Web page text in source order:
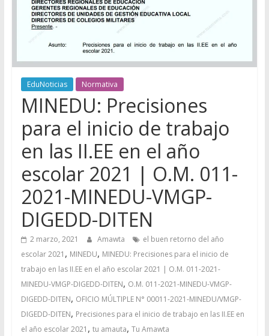
EduNoticias Normativa
MINEDU: Precisiones
para el inicio de trabajo
en las II.EE en el año
escolar 2021 | O.M. 011-
2021-MINEDU-VMGP-
DIGEDD-DITEN
2 marzo, 2021 Amawta
el buen retorno del año
escolar 2021 , MINEDU, MINEDU: Precisiones para el inicio de
trabajo en las II.EE en el año escolar 2021 | O.M. 011-2021-
MINEDU-VMGP-DIGEDD-DITEN, O.M. 011-2021-MINEDU-VMGP-
DIGEDD-DITEN, OFICIO MÚLTIPLE N° 00011-2021-MINEDU/VMGP-
DIGEDD-DITEN, Precisiones para el inicio de trabajo en las II.EE en
el año escolar 2021 , tu amauta, Tu Amawta